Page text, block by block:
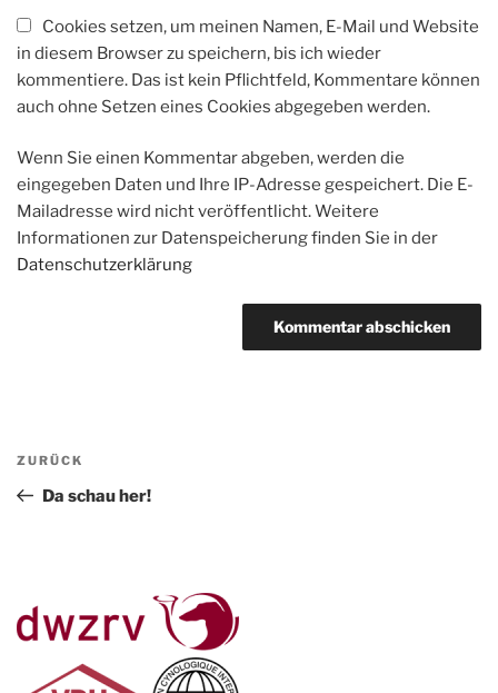
Cookies setzen, um meinen Namen, E-Mail und Website
in diesem Browser zu speichern, bis ich wieder
kommentiere. Das ist kein Pflichtfeld, Kommentare können
auch ohne Setzen eines Cookies abgegeben werden.
Wenn Sie einen Kommentar abgeben, werden die
eingegeben Daten und Ihre IP-Adresse gespeichert. Die E-
Mailadresse wird nicht veröffentlicht. Weitere
Informationen zur Datenspeicherung finden Sie in der
Datenschutzerklärung
Beitragsnavigation
Vorheriger
Beitrag
ZURÜCK
Da schau her!